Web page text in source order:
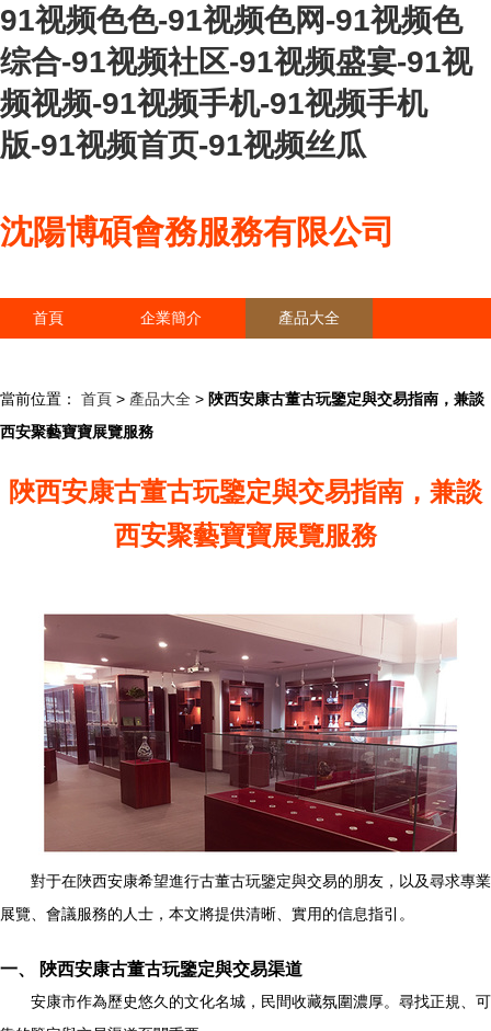
91视频色色-91视频色网-91视频色
综合-91视频社区-91视频盛宴-91视
频视频-91视频手机-91视频手机
版-91视频首页-91视频丝瓜
沈陽博碩會務服務有限公司
首頁 企業簡介 產品大全
當前位置： 首頁 > 產品大全 > 陜西安康古董古玩鑒定與交易指南，兼談
西安聚藝寶寶展覽服務
陜西安康古董古玩鑒定與交易指南，兼談
西安聚藝寶寶展覽服務
對于在陜西安康希望進行古董古玩鑒定與交易的朋友，以及尋求專業
展覽、會議服務的人士，本文將提供清晰、實用的信息指引。
一、 陜西安康古董古玩鑒定與交易渠道
安康市作為歷史悠久的文化名城，民間收藏氛圍濃厚。尋找正規、可